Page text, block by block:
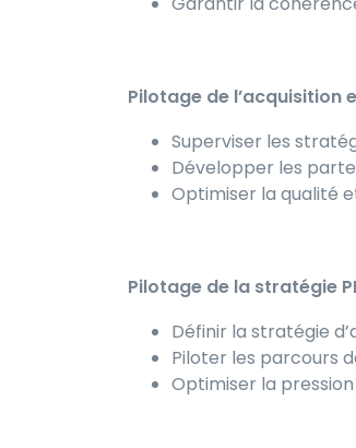
Pilotage de l’acquisition
Superviser les
Développer les
Optimiser la qualité
Pilotage de la stratégie
Définir la stratégie
Piloter les parcours
Optimiser la